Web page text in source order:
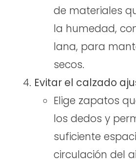
de materiales
la humedad,
lana, para
secos.
Evitar el calzado
Elige zapatos
los dedos y
suficiente
circulación del